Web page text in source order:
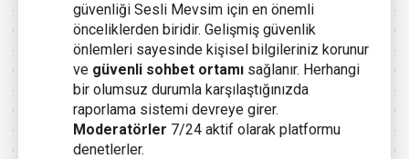
güvenliği Sesli Mevsim için en önemli
önceliklerden biridir. Gelişmiş güvenlik
önlemleri sayesinde kişisel bilgileriniz korunur
ve güvenli sohbet ortamı sağlanır. Herhangi
bir olumsuz durumla karşılaştığınızda
raporlama sistemi devreye girer.
Moderatörler 7/24 aktif olarak platformu
denetlerler.